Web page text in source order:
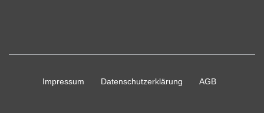
Impressum Daten­schutz­erklärung AGB